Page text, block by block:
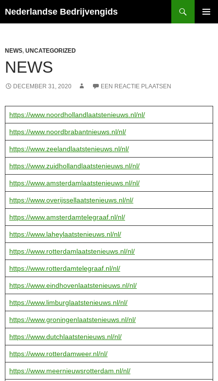
naar
Nederlandse Bedrijvengids
NEWS, UNCATEGORIZED
NEWS
DECEMBER 31, 2020 EEN REACTIE PLAATSEN
https://www.noordhollandlaatstenieuws.nl/nl/
https://www.noordbrabantnieuws.nl/nl/
https://www.zeelandlaatstenieuws.nl/nl/
https://www.zuidhollandlaatstenieuws.nl/nl/
https://www.amsterdamlaatstenieuws.nl/nl/
https://www.overijssellaatstenieuws.nl/nl/
https://www.amsterdamtelegraaf.nl/nl/
https://www.laheylaatstenieuws.nl/nl/
https://www.rotterdamlaatstenieuws.nl/nl/
https://www.rotterdamtelegraaf.nl/nl/
https://www.eindhovenlaatstenieuws.nl/nl/
https://www.limburglaatstenieuws.nl/nl/
https://www.groningenlaatstenieuws.nl/nl/
https://www.dutchlaatstenieuws.nl/nl/
https://www.rotterdamweer.nl/nl/
https://www.meernieuwsrotterdam.nl/nl/